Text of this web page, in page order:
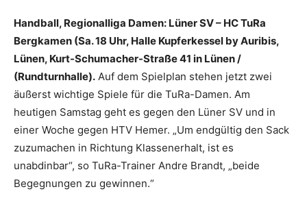
Handball, Regionalliga Damen: Lüner SV – HC TuRa
Bergkamen (Sa. 18 Uhr, Halle Kupferkessel by Auribis,
Lünen, Kurt-Schumacher-Straße 41 in Lünen /
(Rundturnhalle). Auf dem Spielplan stehen jetzt zwei
äußerst wichtige Spiele für die TuRa-Damen. Am
heutigen Samstag geht es gegen den Lüner SV und in
einer Woche gegen HTV Hemer. „Um endgültig den Sack
zuzumachen in Richtung Klassenerhalt, ist es
unabdinbar“, so TuRa-Trainer Andre Brandt, „beide
Begegnungen zu gewinnen.“